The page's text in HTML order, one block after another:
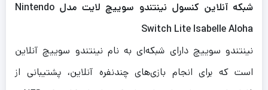
شبکه آنلاین کنسول نینتندو سوییچ لایت مدل Nintendo
Switch Lite Isabelle Aloha
نینتندو سوییچ دارای شبکه‌ای به نام نینتندو سوییچ آنلاین
است که برای انجام بازی‌های چندنفره آنلاین، پشتیبانی از